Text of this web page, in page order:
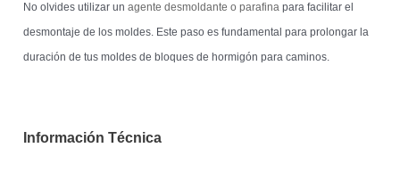
No olvides utilizar unagente desmoldante o parafina para facilitar el
desmontaje de los moldes. Este paso es fundamental para prolongar la
duración de tus moldes de bloques de hormigón para caminos.
Información Técnica